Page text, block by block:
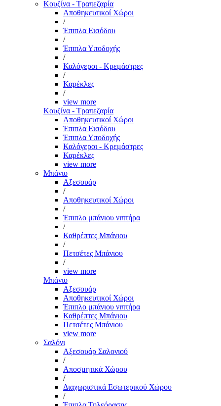
Κουζίνα - Τραπεζαρία
Αποθηκευτικοί Χώροι
/
Έπιπλα Εισόδου
/
Έπιπλα Υποδοχής
/
Καλόγεροι - Κρεμάστρες
/
Καρέκλες
/
view more
Κουζίνα - Τραπεζαρία
Αποθηκευτικοί Χώροι
Έπιπλα Εισόδου
Έπιπλα Υποδοχής
Καλόγεροι - Κρεμάστρες
Καρέκλες
view more
Μπάνιο
Αξεσουάρ
/
Αποθηκευτικοί Χώροι
/
Έπιπλο μπάνιου νιπτήρα
/
Καθρέπτες Μπάνιου
/
Πετσέτες Μπάνιου
/
view more
Μπάνιο
Αξεσουάρ
Αποθηκευτικοί Χώροι
Έπιπλο μπάνιου νιπτήρα
Καθρέπτες Μπάνιου
Πετσέτες Μπάνιου
view more
Σαλόνι
Αξεσουάρ Σαλονιού
/
Αποσμητικά Χώρου
/
Διαχωριστικά Εσωτερικού Χώρου
/